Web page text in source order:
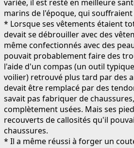
variée, il est resté en meilleure
marins de l'époque, qui
* Lorsque ses vêtements étaient
devait se débrouiller avec des
même confectionnés avec des
pouvait probablement faire des
l'aide d'un compas (un outil
voilier) retrouvé plus tard par des
devait être remplacé par des
savait pas fabriquer de
complètement usées. Mais ses
recouverts de callosités qu'il
chaussures.
* Il a même réussi à forger un